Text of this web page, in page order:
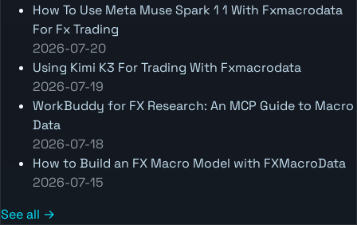
How To Use Meta Muse Spark 1 1 With Fxmacrodata
For Fx Trading
2026-07-20
Using Kimi K3 For Trading With Fxmacrodata
2026-07-19
WorkBuddy for FX Research: An MCP Guide to Macro
Data
2026-07-18
How to Build an FX Macro Model with FXMacroData
2026-07-15
See all →